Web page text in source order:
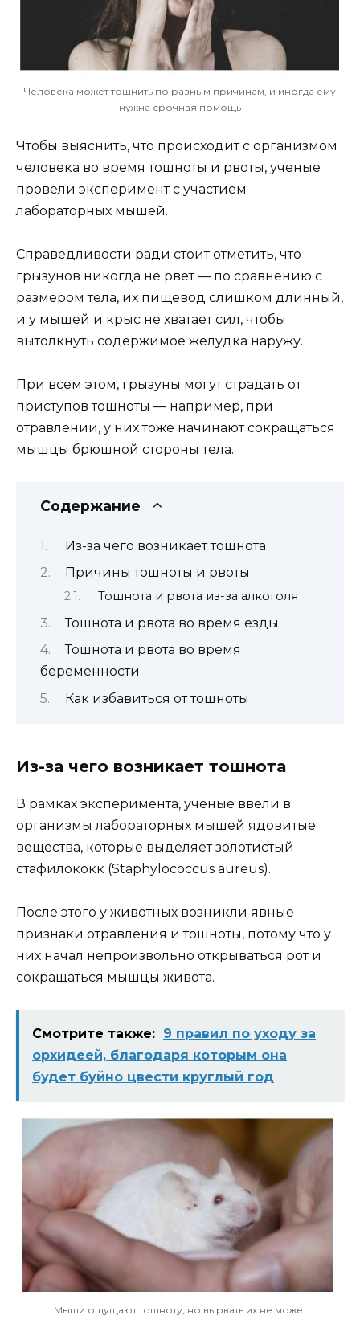
Человека может тошнить по разным причинам, и иногда ему
нужна срочная помощь
Чтобы выяснить, что происходит с организмом
человека во время тошноты и рвоты, ученые
провели эксперимент с участием
лабораторных мышей.
Справедливости ради стоит отметить, что
грызунов никогда не рвет — по сравнению с
размером тела, их пищевод слишком длинный,
и у мышей и крыс не хватает сил, чтобы
вытолкнуть содержимое желудка наружу.
При всем этом, грызуны могут страдать от
приступов тошноты — например, при
отравлении, у них тоже начинают сокращаться
мышцы брюшной стороны тела.
Содержание
Из-за чего возникает тошнота
Причины тошноты и рвоты
Тошнота и рвота из-за алкоголя
Тошнота и рвота во время езды
Тошнота и рвота во время
беременности
Как избавиться от тошноты
Из-за чего возникает тошнота
В рамках эксперимента, ученые ввели в
организмы лабораторных мышей ядовитые
вещества, которые выделяет золотистый
стафилококк (Staphylococcus aureus).
После этого у животных возникли явные
признаки отравления и тошноты, потому что у
них начал непроизвольно открываться рот и
сокращаться мышцы живота.
Смотрите также: 9 правил по уходу за
орхидеей, благодаря которым она
будет буйно цвести круглый год
Мыши ощущают тошноту, но вырвать их не может